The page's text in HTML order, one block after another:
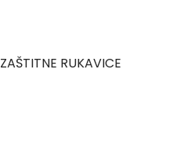
ZAŠTITNE RUKAVICE